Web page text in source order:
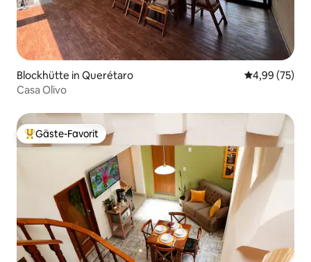
Blockhütte in Querétaro
4,99 (75)
Casa Olivo
Beliebter Gäste-Favorit.
Gäste-Favorit